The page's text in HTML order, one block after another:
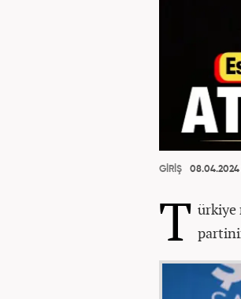
GİRİŞ 08.04.2024
T ürkiye